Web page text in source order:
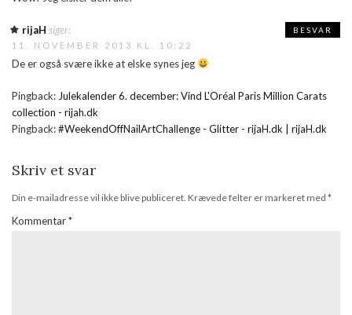
rijaH siger:
11. NOVEMBER 2013 KL. 10:22
De er også svære ikke at elske synes jeg
BESVAR
Pingback: Julekalender 6. december: Vind L'Oréal Paris Million Carats
collection - rijah.dk
Pingback:#WeekendOffNailArtChallenge - Glitter - rijaH.dk | rijaH.dk
Skriv et svar
Din e-mailadresse vil ikke blive publiceret. Krævede felter er markeret med *
Kommentar*